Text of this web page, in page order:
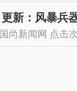
新：风暴兵
国尚新闻网 点击